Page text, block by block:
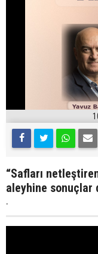
“Safları
aleyhine sonuçlar
.